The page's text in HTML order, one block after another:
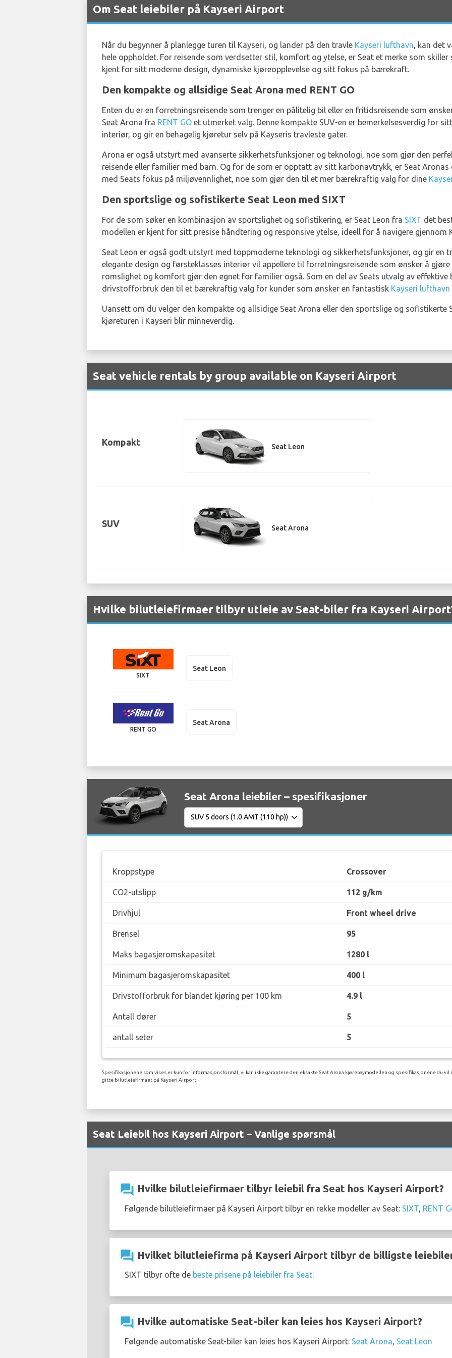
Om Seat leiebiler på Kayseri Airport
Når du begynner å planlegge turen til Kayseri, og lander på den travle Kayseri lufthavn, kan det
hele oppholdet. For reisende som verdsetter stil, komfort og ytelse, er Seat et merke som skiller
kjent for sitt moderne design, dynamiske kjøreopplevelse og sitt fokus på bærekraft.
Den kompakte og allsidige Seat Arona med RENT GO
Enten du er en forretningsreisende som trenger en pålitelig bil eller en fritidsreisende som
Seat Arona fra RENT GO et utmerket valg. Denne kompakte SUV-en er bemerkelsesverdig for
interiør, og gir en behagelig kjøretur selv på Kayseris travleste gater.
Arona er også utstyrt med avanserte sikkerhetsfunksjoner og teknologi, noe som gjør den
reisende eller familier med barn. Og for de som er opptatt av sitt karbonavtrykk, er Seat
med Seats fokus på miljøvennlighet, noe som gjør den til et mer bærekraftig valg for dine
Den sportslige og sofistikerte Seat Leon med SIXT
For de som søker en kombinasjon av sportslighet og sofistikering, er Seat Leon fra SIXT det
modellen er kjent for sitt presise håndtering og responsive ytelse, ideell for å navigere gjennom
Seat Leon er også godt utstyrt med toppmoderne teknologi og sikkerhetsfunksjoner, og gir en
elegante design og førsteklasses interiør vil appellere til forretningsreisende som ønsker å
romslighet og komfort gjør den egnet for familier også. Som en del av Seats utvalg av effektive
drivstofforbruk den til et bærekraftig valg for kunder som ønsker en fantastisk Kayseri
Uansett om du velger den kompakte og allsidige Seat Arona eller den sportslige og sofistikerte
kjøreturen i Kayseri blir minneverdig.
Seat vehicle rentals by group available on Kayseri Airport
Kompakt Seat Leon
SUV Seat Arona
Hvilke bilutleiefirmaer tilbyr utleie av Seat-biler fra Kayseri
SIXT
Seat Leon
RENT GO
Seat Arona
Seat Arona leiebiler – spesifikasjoner
Kroppstype Crossover
CO2-utslipp 112 g/km
Drivhjul Front wheel drive
Brensel 95
Maks bagasjeromskapasitet 1280 l
Minimum bagasjeromskapasitet 400 l
Drivstofforbruk for blandet kjøring per 100 km 4.9 l
Antall dører 5
antall seter 5
Spesifikasjonene som vises er kun for informasjonsformål, vi kan ikke garantere den eksakte Seat Arona kjøretøymodellen og spesifikasjonene du
gitte bilutleiefirmaet på Kayseri Airport.
Seat Leiebil hos Kayseri Airport – Vanlige spørsmål
question_answer Hvilke bilutleiefirmaer tilbyr leiebil fra Seat hos Kayseri Airport?
Følgende bilutleiefirmaer på Kayseri Airport tilbyr en rekke modeller av Seat: SIXT RENT
question_answer Hvilket bilutleiefirma på Kayseri Airport tilbyr de billigste
SIXT tilbyr ofte de beste prisene på leiebiler fra Seat.
question_answer Hvilke automatiske Seat-biler kan leies hos Kayseri Airport?
Følgende automatiske Seat-biler kan leies hos Kayseri Airport: Seat Arona, Seat Leon